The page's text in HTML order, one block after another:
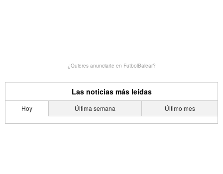
¿Quieres anunciarte en FutbolBalear?
Las noticias más leídas
Hoy Última semana Último mes